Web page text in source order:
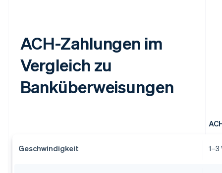
ACH-Zahlungen im
Vergleich zu
Banküberweisungen
Geschwindigkeit